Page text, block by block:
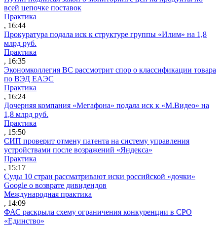
всей цепочке поставок
Практика
, 16:44
Прокуратура подала иск к структуре группы «Илим» на 1,8
млрд руб.
Практика
, 16:35
Экономколлегия ВС рассмотрит спор о классификации товара
по ВЭД ЕАЭС
Практика
, 16:24
Дочерняя компания «Мегафона» подала иск к «М.Видео» на
1,8 млрд руб.
Практика
, 15:50
СИП проверит отмену патента на систему управления
устройствами после возражений «Яндекса»
Практика
, 15:17
Суды 10 стран рассматривают иски российской «дочки»
Google о возврате дивидендов
Международная практика
, 14:09
ФАС раскрыла схему ограничения конкуренции в СРО
«Единство»